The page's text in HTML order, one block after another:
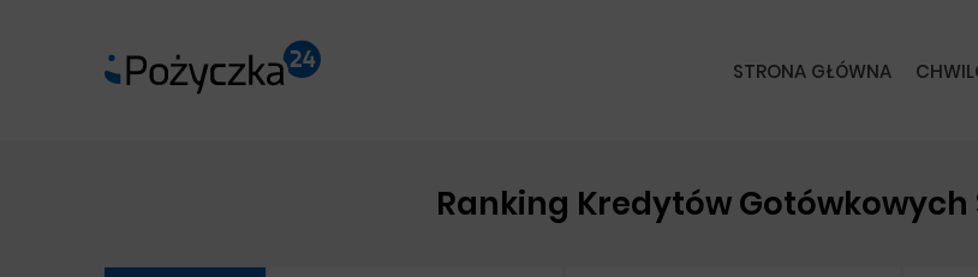
STRONA GŁÓWNA
Ranking Kredytów Gotówkowych